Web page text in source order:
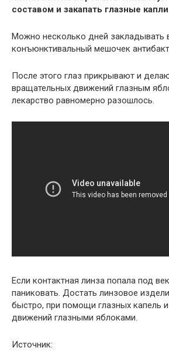
составом и закапать глазные
Можно несколько дней закладывать
конъюнктивальный мешочек
После этого глаз прикрывают и
вращательных движений глазным
лекарство равномерно разошлось.
Если контактная линза попала под
паниковать. Достать линзовое
быстро, при помощи глазных капель
движений глазными яблоками.
Источник: